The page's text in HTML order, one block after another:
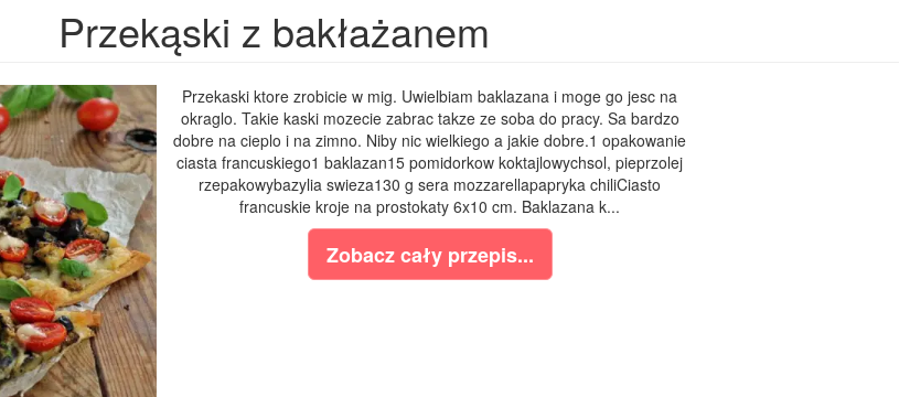
Przekąski z bakłażanem
Przekaski ktore zrobicie w mig. Uwielbiam baklazana i moge go jesc na
okraglo. Takie kaski mozecie zabrac takze ze soba do pracy. Sa bardzo
dobre na cieplo i na zimno. Niby nic wielkiego a jakie dobre.1 opakowanie
ciasta francuskiego1 baklazan15 pomidorkow koktajlowychsol, pieprzolej
rzepakowybazylia swieza130 g sera mozzarellapapryka chiliCiasto
francuskie kroje na prostokaty 6x10 cm. Baklazana k...
Zobacz cały przepis...